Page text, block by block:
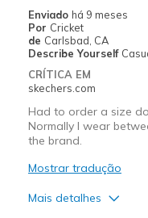
Width
Sizing
Enviado há 9 meses
Por Cricket
de Carlsbad, CA
Describe Yourself
CRÍTICA EM
skechers.com
Had to order a size
Normally I wear
the brand.
Mostrar tradução
Mais detalhes